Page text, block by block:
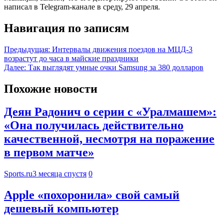
написал в Telegram-канале в среду, 29 апреля.
Навигация по записям
Предыдущая: Интервалы движения поездов на МЦД-3
возрастут до часа в майские праздники
Далее: Так выглядят умные очки Samsung за 380 долларов
Похожие новости
Деян Радонич о серии с «Уралмашем»:
«Она получилась действительно
качественной, несмотря на поражение
в первом матче»
Sports.ru3 месяца спустя 0
Apple «похоронила» свой самый
дешевый компьютер